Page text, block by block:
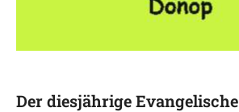
Der diesjährige Evangelische